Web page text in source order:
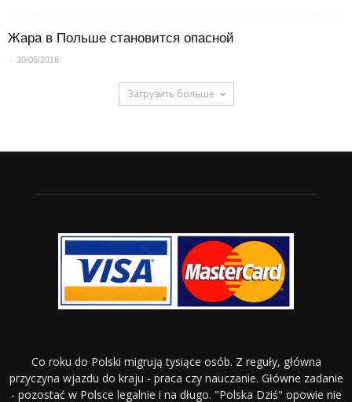
Жара в Польше становится опасной
- 30/05/2018
Загрузить больше
Co roku do Polski migrują tysiące osób. Z reguły, główna
przyczyna wjazdu do kraju - praca czy nauczanie. Główne zadanie
- pozostać w Polsce legalnie i na długo. "Polska Dziś" opowie nie